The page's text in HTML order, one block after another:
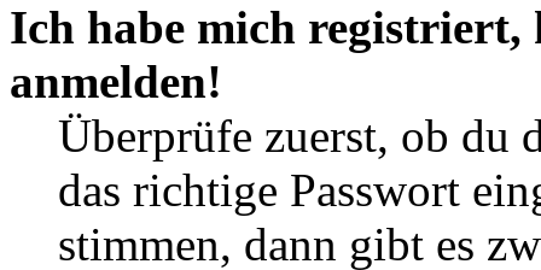
Ich habe mich
anmelden!
Überprüfe zuerst, ob du
das richtige Passwort
stimmen, dann gibt es